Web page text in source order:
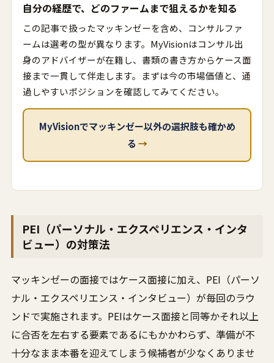
自分の経歴で、どのファームまで狙えるかを知る
この記事で扱ったマッキンゼーを含め、コンサルファ
ームは選考の型が異なります。MyVisionはコンサル出
身のアドバイザーが在籍し、書類の書き方からケース面
接まで一貫して伴走します。まずは今の市場価値と、通
過しやすいポジションを確認してみてください。
MyVisionでマッキンゼー以外の選択肢も確かめ
る →
PEI（パーソナル・エクスペリエンス・インタ
ビュー）の対策法
マッキンゼーの面接ではケース面接に加え、PEI（パーソ
ナル・エクスペリエンス・インタビュー）が毎回のラウ
ンドで実施されます。PEIはケース面接と同等かそれ以上
に合否を左右する要素であるにもかかわらず、準備が不
十分なまま本番を迎えてしまう候補者が少なくありませ